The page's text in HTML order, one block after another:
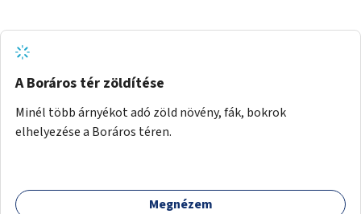
A Boráros tér zöldítése
Minél több árnyékot adó zöld növény, fák, bokrok
elhelyezése a Boráros téren.
Megnézem